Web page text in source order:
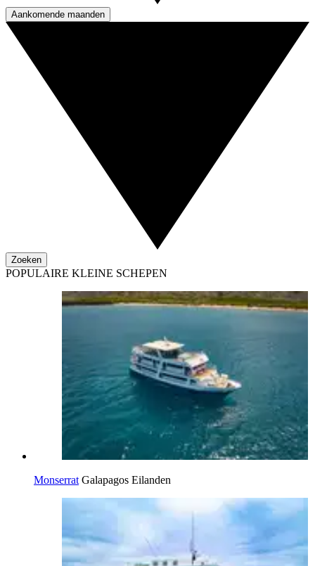
Aankomende maanden
Zoeken
POPULAIRE KLEINE SCHEPEN
Monserrat Galapagos Eilanden